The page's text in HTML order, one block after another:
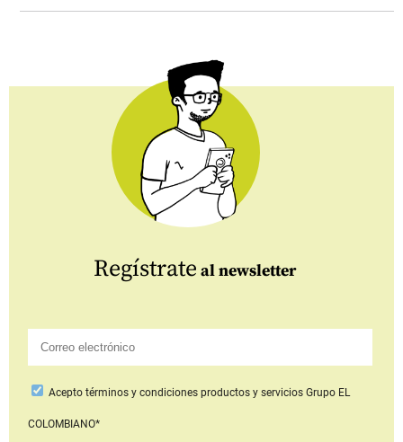
Regístrate al newsletter
Aceptotérminos y condiciones productos y serviciosGrupo EL
COLOMBIANO*